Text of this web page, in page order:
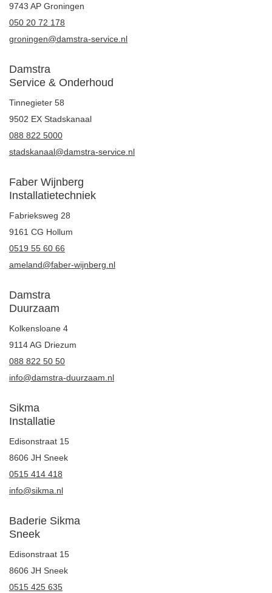
9743 AP Groningen
050 20 72 178
groningen@damstra-service.nl
Damstra
Service & Onderhoud
Tinnegieter 58
9502 EX Stadskanaal
088 822 5000
stadskanaal@damstra-service.nl
Faber Wijnberg
Installatietechniek
Fabrieksweg 28
9161 CG Hollum
0519 55 60 66
ameland@faber-wijnberg.nl
Damstra
Duurzaam
Kolkensloane 4
9114 AG Driezum
088 822 50 50
info@damstra-duurzaam.nl
Sikma
Installatie
Edisonstraat 15
8606 JH Sneek
0515 414 418
info@sikma.nl
Baderie Sikma
Sneek
Edisonstraat 15
8606 JH Sneek
0515 425 635